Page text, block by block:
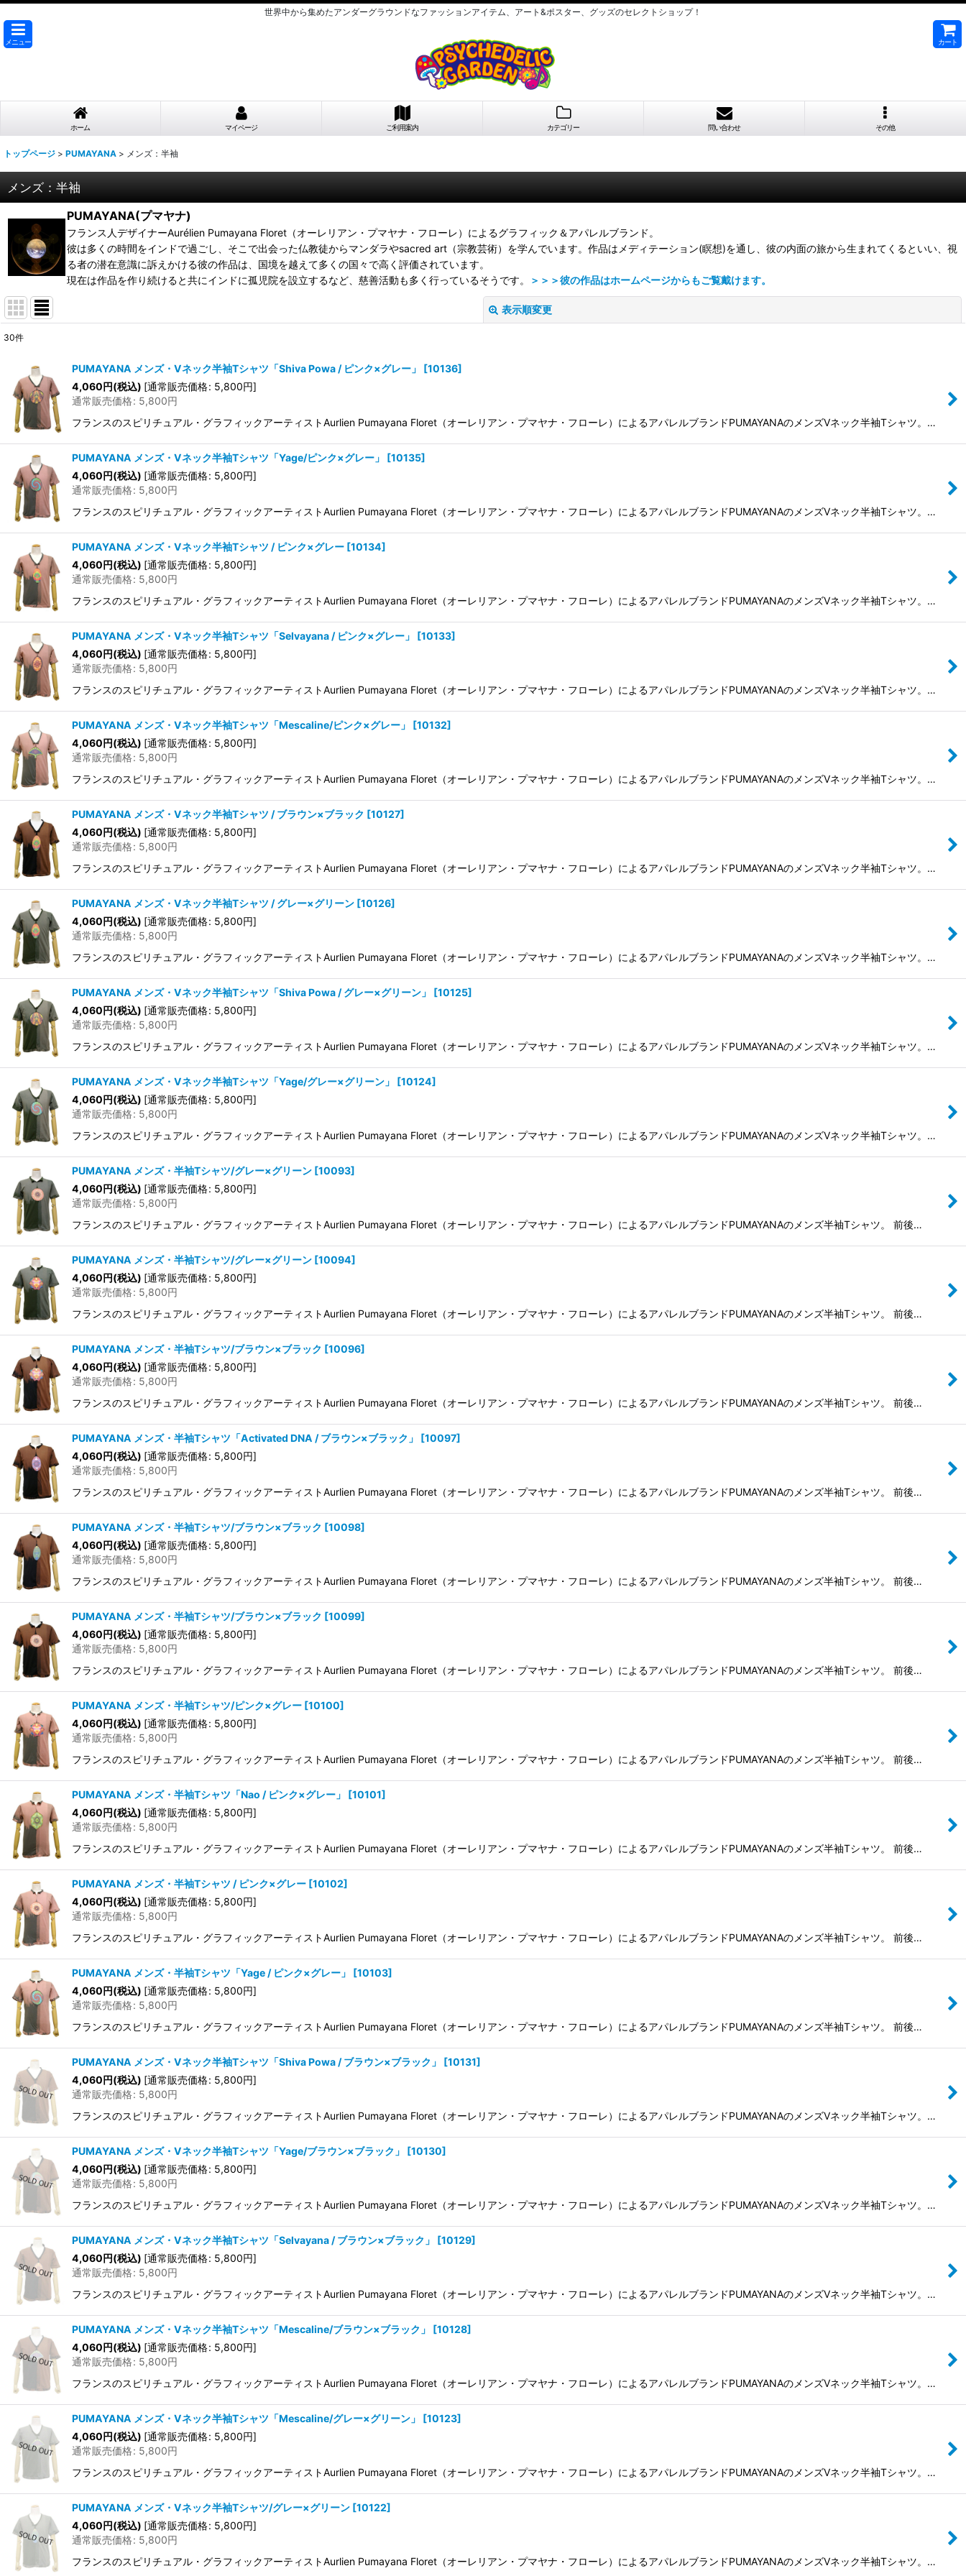
世界中から集めたアンダーグラウンドなファッションアイテム、アート&ポスター、グッズのセレクトショップ！
メニュー カート
ホーム マイページ ご利用案内 カテゴリー 問い合わせ その他
トップページ > PUMAYANA > メンズ：半袖
メンズ：半袖
PUMAYANA(プマヤナ)
フランス人デザイナーAurélien Pumayana Floret（オーレリアン・プマヤナ・フローレ）によるグラフィック＆アパレルブランド。
彼は多くの時間をインドで過ごし、そこで出会った仏教徒からマンダラやsacred art（宗教芸術）を学んでいます。作品はメディテーション(瞑想)を通し、彼の内面の旅から生まれてくるといい、視
る者の潜在意識に訴えかける彼の作品は、国境を越えて多くの国々で高く評価されています。
現在は作品を作り続けると共にインドに孤児院を設立するなど、慈善活動も多く行っているそうです。
＞＞＞彼の作品はホームページからもご覧戴けます。
表示順変更
在庫あり
並び順 :
30件
PUMAYANA メンズ・Vネック半袖Tシャツ「Shiva Powa / ピンク×グレー」 [10136]
4,060円(税込) [通常販売価格: 5,800円]
通常販売価格: 5,800円
フランスのスピリチュアル・グラフィックアーティストAurlien Pumayana Floret（オーレリアン・プマヤナ・フローレ）によるアパレルブランドPUMAYANAのメンズVネック半袖Tシャツ。…
PUMAYANA メンズ・Vネック半袖Tシャツ「Yage/ピンク×グレー」 [10135]
4,060円(税込) [通常販売価格: 5,800円]
通常販売価格: 5,800円
フランスのスピリチュアル・グラフィックアーティストAurlien Pumayana Floret（オーレリアン・プマヤナ・フローレ）によるアパレルブランドPUMAYANAのメンズVネック半袖Tシャツ。…
PUMAYANA メンズ・Vネック半袖Tシャツ / ピンク×グレー [10134]
4,060円(税込) [通常販売価格: 5,800円]
通常販売価格: 5,800円
フランスのスピリチュアル・グラフィックアーティストAurlien Pumayana Floret（オーレリアン・プマヤナ・フローレ）によるアパレルブランドPUMAYANAのメンズVネック半袖Tシャツ。…
PUMAYANA メンズ・Vネック半袖Tシャツ「Selvayana / ピンク×グレー」 [10133]
4,060円(税込) [通常販売価格: 5,800円]
通常販売価格: 5,800円
フランスのスピリチュアル・グラフィックアーティストAurlien Pumayana Floret（オーレリアン・プマヤナ・フローレ）によるアパレルブランドPUMAYANAのメンズVネック半袖Tシャツ。…
PUMAYANA メンズ・Vネック半袖Tシャツ「Mescaline/ピンク×グレー」 [10132]
4,060円(税込) [通常販売価格: 5,800円]
通常販売価格: 5,800円
フランスのスピリチュアル・グラフィックアーティストAurlien Pumayana Floret（オーレリアン・プマヤナ・フローレ）によるアパレルブランドPUMAYANAのメンズVネック半袖Tシャツ。…
PUMAYANA メンズ・Vネック半袖Tシャツ / ブラウン×ブラック [10127]
4,060円(税込) [通常販売価格: 5,800円]
通常販売価格: 5,800円
フランスのスピリチュアル・グラフィックアーティストAurlien Pumayana Floret（オーレリアン・プマヤナ・フローレ）によるアパレルブランドPUMAYANAのメンズVネック半袖Tシャツ。…
PUMAYANA メンズ・Vネック半袖Tシャツ / グレー×グリーン [10126]
4,060円(税込) [通常販売価格: 5,800円]
通常販売価格: 5,800円
フランスのスピリチュアル・グラフィックアーティストAurlien Pumayana Floret（オーレリアン・プマヤナ・フローレ）によるアパレルブランドPUMAYANAのメンズVネック半袖Tシャツ。…
PUMAYANA メンズ・Vネック半袖Tシャツ「Shiva Powa / グレー×グリーン」 [10125]
4,060円(税込) [通常販売価格: 5,800円]
通常販売価格: 5,800円
フランスのスピリチュアル・グラフィックアーティストAurlien Pumayana Floret（オーレリアン・プマヤナ・フローレ）によるアパレルブランドPUMAYANAのメンズVネック半袖Tシャツ。…
PUMAYANA メンズ・Vネック半袖Tシャツ「Yage/グレー×グリーン」 [10124]
4,060円(税込) [通常販売価格: 5,800円]
通常販売価格: 5,800円
フランスのスピリチュアル・グラフィックアーティストAurlien Pumayana Floret（オーレリアン・プマヤナ・フローレ）によるアパレルブランドPUMAYANAのメンズVネック半袖Tシャツ。…
PUMAYANA メンズ・半袖Tシャツ/グレー×グリーン [10093]
4,060円(税込) [通常販売価格: 5,800円]
通常販売価格: 5,800円
フランスのスピリチュアル・グラフィックアーティストAurlien Pumayana Floret（オーレリアン・プマヤナ・フローレ）によるアパレルブランドPUMAYANAのメンズ半袖Tシャツ。 前後…
PUMAYANA メンズ・半袖Tシャツ/グレー×グリーン [10094]
4,060円(税込) [通常販売価格: 5,800円]
通常販売価格: 5,800円
フランスのスピリチュアル・グラフィックアーティストAurlien Pumayana Floret（オーレリアン・プマヤナ・フローレ）によるアパレルブランドPUMAYANAのメンズ半袖Tシャツ。 前後…
PUMAYANA メンズ・半袖Tシャツ/ブラウン×ブラック [10096]
4,060円(税込) [通常販売価格: 5,800円]
通常販売価格: 5,800円
フランスのスピリチュアル・グラフィックアーティストAurlien Pumayana Floret（オーレリアン・プマヤナ・フローレ）によるアパレルブランドPUMAYANAのメンズ半袖Tシャツ。 前後…
PUMAYANA メンズ・半袖Tシャツ「Activated DNA / ブラウン×ブラック」 [10097]
4,060円(税込) [通常販売価格: 5,800円]
通常販売価格: 5,800円
フランスのスピリチュアル・グラフィックアーティストAurlien Pumayana Floret（オーレリアン・プマヤナ・フローレ）によるアパレルブランドPUMAYANAのメンズ半袖Tシャツ。 前後…
PUMAYANA メンズ・半袖Tシャツ/ブラウン×ブラック [10098]
4,060円(税込) [通常販売価格: 5,800円]
通常販売価格: 5,800円
フランスのスピリチュアル・グラフィックアーティストAurlien Pumayana Floret（オーレリアン・プマヤナ・フローレ）によるアパレルブランドPUMAYANAのメンズ半袖Tシャツ。 前後…
PUMAYANA メンズ・半袖Tシャツ/ブラウン×ブラック [10099]
4,060円(税込) [通常販売価格: 5,800円]
通常販売価格: 5,800円
フランスのスピリチュアル・グラフィックアーティストAurlien Pumayana Floret（オーレリアン・プマヤナ・フローレ）によるアパレルブランドPUMAYANAのメンズ半袖Tシャツ。 前後…
PUMAYANA メンズ・半袖Tシャツ/ピンク×グレー [10100]
4,060円(税込) [通常販売価格: 5,800円]
通常販売価格: 5,800円
フランスのスピリチュアル・グラフィックアーティストAurlien Pumayana Floret（オーレリアン・プマヤナ・フローレ）によるアパレルブランドPUMAYANAのメンズ半袖Tシャツ。 前後…
PUMAYANA メンズ・半袖Tシャツ「Nao / ピンク×グレー」 [10101]
4,060円(税込) [通常販売価格: 5,800円]
通常販売価格: 5,800円
フランスのスピリチュアル・グラフィックアーティストAurlien Pumayana Floret（オーレリアン・プマヤナ・フローレ）によるアパレルブランドPUMAYANAのメンズ半袖Tシャツ。 前後…
PUMAYANA メンズ・半袖Tシャツ / ピンク×グレー [10102]
4,060円(税込) [通常販売価格: 5,800円]
通常販売価格: 5,800円
フランスのスピリチュアル・グラフィックアーティストAurlien Pumayana Floret（オーレリアン・プマヤナ・フローレ）によるアパレルブランドPUMAYANAのメンズ半袖Tシャツ。 前後…
PUMAYANA メンズ・半袖Tシャツ「Yage / ピンク×グレー」 [10103]
4,060円(税込) [通常販売価格: 5,800円]
通常販売価格: 5,800円
フランスのスピリチュアル・グラフィックアーティストAurlien Pumayana Floret（オーレリアン・プマヤナ・フローレ）によるアパレルブランドPUMAYANAのメンズ半袖Tシャツ。 前後…
PUMAYANA メンズ・Vネック半袖Tシャツ「Shiva Powa / ブラウン×ブラック」 [10131]
4,060円(税込) [通常販売価格: 5,800円]
通常販売価格: 5,800円
フランスのスピリチュアル・グラフィックアーティストAurlien Pumayana Floret（オーレリアン・プマヤナ・フローレ）によるアパレルブランドPUMAYANAのメンズVネック半袖Tシャツ。…
PUMAYANA メンズ・Vネック半袖Tシャツ「Yage/ブラウン×ブラック」 [10130]
4,060円(税込) [通常販売価格: 5,800円]
通常販売価格: 5,800円
フランスのスピリチュアル・グラフィックアーティストAurlien Pumayana Floret（オーレリアン・プマヤナ・フローレ）によるアパレルブランドPUMAYANAのメンズVネック半袖Tシャツ。…
PUMAYANA メンズ・Vネック半袖Tシャツ「Selvayana / ブラウン×ブラック」 [10129]
4,060円(税込) [通常販売価格: 5,800円]
通常販売価格: 5,800円
フランスのスピリチュアル・グラフィックアーティストAurlien Pumayana Floret（オーレリアン・プマヤナ・フローレ）によるアパレルブランドPUMAYANAのメンズVネック半袖Tシャツ。…
PUMAYANA メンズ・Vネック半袖Tシャツ「Mescaline/ブラウン×ブラック」 [10128]
4,060円(税込) [通常販売価格: 5,800円]
通常販売価格: 5,800円
フランスのスピリチュアル・グラフィックアーティストAurlien Pumayana Floret（オーレリアン・プマヤナ・フローレ）によるアパレルブランドPUMAYANAのメンズVネック半袖Tシャツ。…
PUMAYANA メンズ・Vネック半袖Tシャツ「Mescaline/グレー×グリーン」 [10123]
4,060円(税込) [通常販売価格: 5,800円]
通常販売価格: 5,800円
フランスのスピリチュアル・グラフィックアーティストAurlien Pumayana Floret（オーレリアン・プマヤナ・フローレ）によるアパレルブランドPUMAYANAのメンズVネック半袖Tシャツ。…
PUMAYANA メンズ・Vネック半袖Tシャツ/グレー×グリーン [10122]
4,060円(税込) [通常販売価格: 5,800円]
通常販売価格: 5,800円
フランスのスピリチュアル・グラフィックアーティストAurlien Pumayana Floret（オーレリアン・プマヤナ・フローレ）によるアパレルブランドPUMAYANAのメンズVネック半袖Tシャツ。…